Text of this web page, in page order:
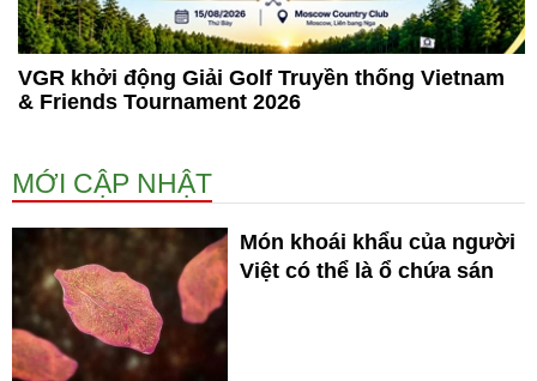
VGR khởi động Giải Golf Truyền thống Vietnam
& Friends Tournament 2026
MỚI CẬP NHẬT
Món khoái khẩu của người
Việt có thể là ổ chứa sán